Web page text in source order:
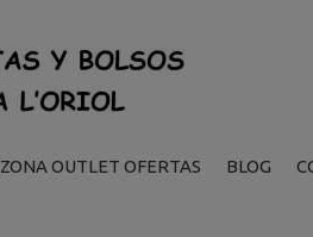
ZONA OUTLET OFERTAS BLOG